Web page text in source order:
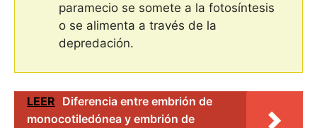
paramecio se somete a la fotosíntesis
o se alimenta a través de la
depredación.
LEER Diferencia entre embrión de
monocotiledónea y embrión de